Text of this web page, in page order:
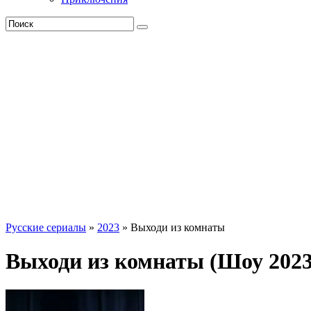
Русские сериалы » 2023 » Выходи из комнаты
Выходи из комнаты (Шоу